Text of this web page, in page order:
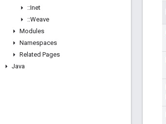
::Inet
::Weave
Modules
Namespaces
Related Pages
Java